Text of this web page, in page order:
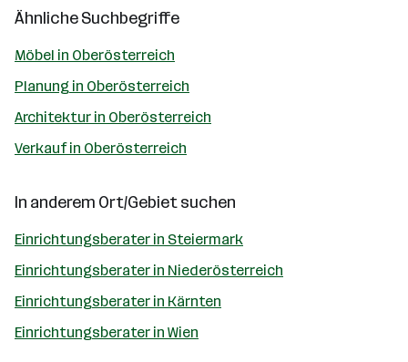
Ähnliche Suchbegriffe
Möbel in Oberösterreich
Planung in Oberösterreich
Architektur in Oberösterreich
Verkauf in Oberösterreich
In anderem Ort/Gebiet suchen
Einrichtungsberater in Steiermark
Einrichtungsberater in Niederösterreich
Einrichtungsberater in Kärnten
Einrichtungsberater in Wien